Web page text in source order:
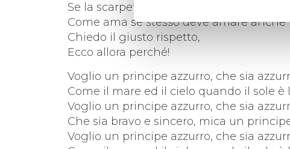
Se la scarpetta l’ho persa.
Come ama se stesso deve amare anche
Chiedo il giusto rispetto,
Ecco allora perché!
Voglio un principe azzurro, che sia
Come il mare ed il cielo quando il sole è
Voglio un principe azzurro, che sia
Che sia bravo e sincero, mica un
Voglio un principe azzurro, che sia